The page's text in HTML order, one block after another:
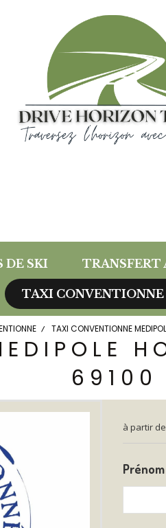
DE SKI TRANSFERT
TAXI CONVENTIONNE
TAXI CONVENTIONNE
69100
à partir de